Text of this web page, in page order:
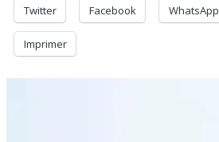
Twitter Facebook WhatsApp
Imprimer